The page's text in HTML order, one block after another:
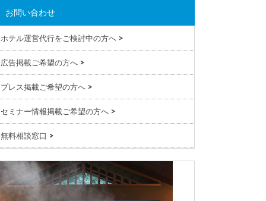
お問い合わせ
ホテル運営代行をご検討中の方へ >
広告掲載ご希望の方へ >
プレス掲載ご希望の方へ >
セミナー情報掲載ご希望の方へ >
無料相談窓口 >